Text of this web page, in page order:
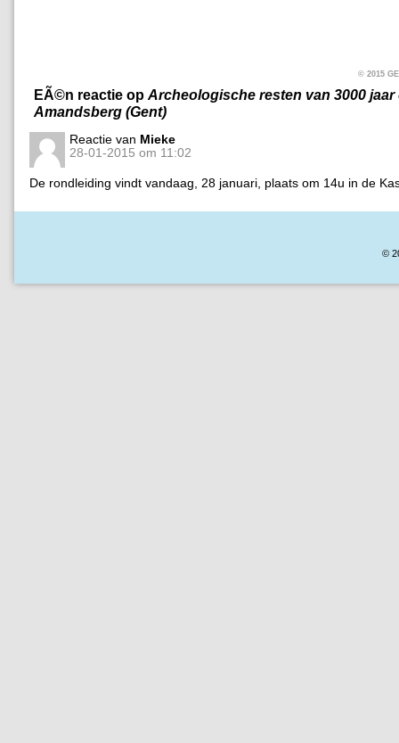
© 2015
EÃ©n reactie op Archeologische resten van 3000 jaar
Amandsberg (Gent)
Reactie van Mieke
28-01-2015 om 11:02
De rondleiding vindt vandaag, 28 januari, plaats om 14u in de
©